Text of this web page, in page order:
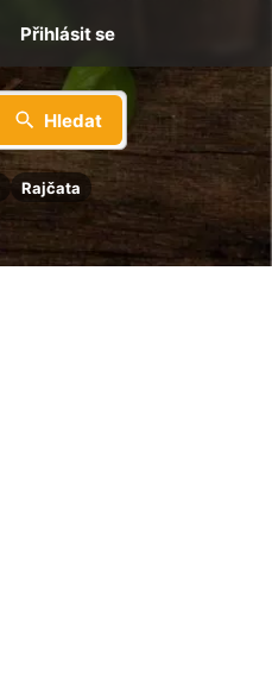
Hledat
Rajčata
Přihlásit se